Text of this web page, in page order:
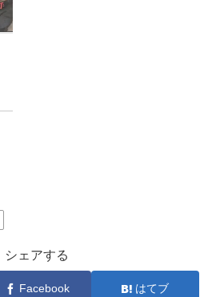
シェアする
Facebook はてブ